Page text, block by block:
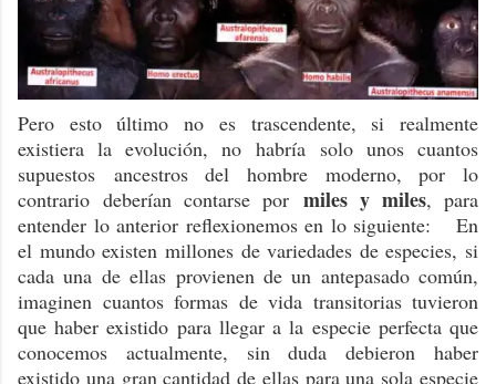
Pero esto último no es trascendente, si realmente
existiera la evolución, no habría solo unos cuantos
supuestos ancestros del hombre moderno, por lo
contrario deberían contarse por miles y miles, para
entender lo anterior reflexionemos en lo siguiente: En
el mundo existen millones de variedades de especies, si
cada una de ellas provienen de un antepasado común,
imaginen cuantos formas de vida transitorias tuvieron
que haber existido para llegar a la especie perfecta que
conocemos actualmente, sin duda debieron haber
existido una gran cantidad de ellas para una sola especie